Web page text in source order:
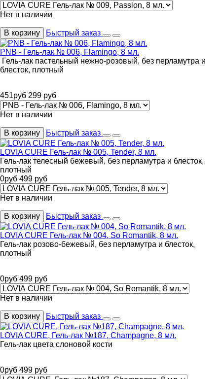
Нет в наличии
В корзину Быстрый заказ
PNB - Гель-лак № 006, Flamingo, 8 мл.
Гель-лак пастельный нежно-розовый, без перламутра и
блесток, плотный
451руб 299 руб
Нет в наличии
В корзину Быстрый заказ
LOVIA CURE Гель-лак № 005, Tender, 8 мл.
Гель-лак телесный бежевый, без перламутра и блесток,
плотный
0руб 499 руб
Нет в наличии
В корзину Быстрый заказ
LOVIA CURE Гель-лак № 004, So Romantik, 8 мл.
Гель-лак розово-бежевый, без перламутра и блесток,
плотный
0руб 499 руб
Нет в наличии
В корзину Быстрый заказ
LOVIA CURE, Гель-лак №187, Champagne, 8 мл.
Гель-лак цвета слоновой кости
0руб 499 руб